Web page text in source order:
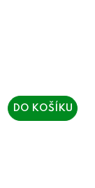
DO KOŠÍKU